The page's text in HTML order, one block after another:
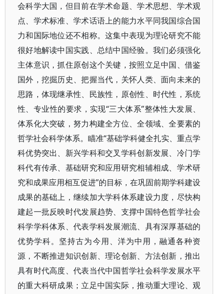
会科学大国，但目前在学术命题、学术思想、学术观
点、学术标准、学术话语上的能力水平同我国综合国
力和国际地位还不相称。这集中表现为理论研究不能
很好地解读中国实践、总结中国经验。我们必须强化
主体意识，抓住原创这个关键，按照立足中国、借鉴
国外，挖掘历史、把握当代，关怀人类、面向未来的
思路，体现继承性、民族性，原创性、时代性，系统
性、专业性的要求，实现“三大体系”整体性大发展、
体系化大突破，努力构建全方位、全领域、全要素的
哲学社会科学体系。瞄准“基础学科健全扎实、重点学
科优势突出、新兴学科和交叉学科创新发展、冷门学
科代有传承、基础研究和应用研究相辅相成、学术研
究和成果应用相互促进”的目标，在巩固前期学科建设
成果的基础上，继续加大学科体系建设力度，尽快构
建起一批反映时代发展趋势、支撑中国特色哲学社会
科学学科体系、代表学科发展潮流、具有深厚基础的
优势学科。坚持古为今用、洋为中用，融通各种资
源，不断推进知识创新、理论创新、方法创新，推出
具有时代高度、代表当代中国哲学社会科学发展水平
的重大科研成果；立足中国实际，推动重大理论、观